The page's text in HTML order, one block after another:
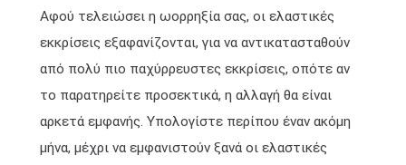
Αφού τελειώσει η ωορρηξία σας, οι ελαστικές
εκκρίσεις εξαφανίζονται, για να αντικατασταθούν
από πολύ πιο παχύρρευστες εκκρίσεις, οπότε αν
το παρατηρείτε προσεκτικά, η αλλαγή θα είναι
αρκετά εμφανής. Υπολογίστε περίπου έναν ακόμη
μήνα, μέχρι να εμφανιστούν ξανά οι ελαστικές